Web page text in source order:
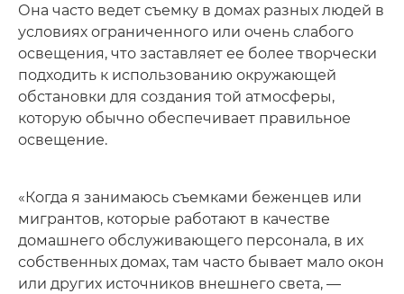
Она часто ведет съемку в домах разных людей в
условиях ограниченного или очень слабого
освещения, что заставляет ее более творчески
подходить к использованию окружающей
обстановки для создания той атмосферы,
которую обычно обеспечивает правильное
освещение.
«Когда я занимаюсь съемками беженцев или
мигрантов, которые работают в качестве
домашнего обслуживающего персонала, в их
собственных домах, там часто бывает мало окон
или других источников внешнего света, —